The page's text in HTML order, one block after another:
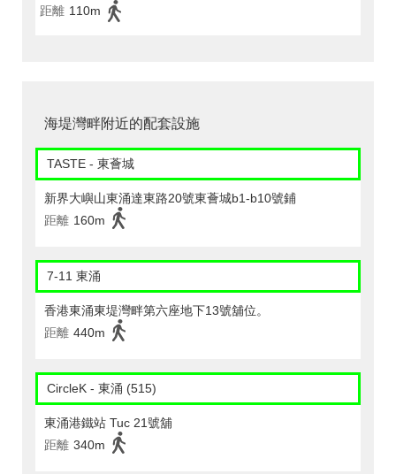
距離 110m
海堤灣畔附近的配套設施
TASTE - 東薈城
新界大嶼山東涌達東路20號東薈城b1-b10號鋪
距離 160m
7-11 東涌
香港東涌東堤灣畔第六座地下13號舖位。
距離 440m
CircleK - 東涌 (515)
東涌港鐵站 Tuc 21號舖
距離 340m